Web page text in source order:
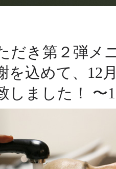
だき第２弾メ
を込めて、12
しました！ 〜